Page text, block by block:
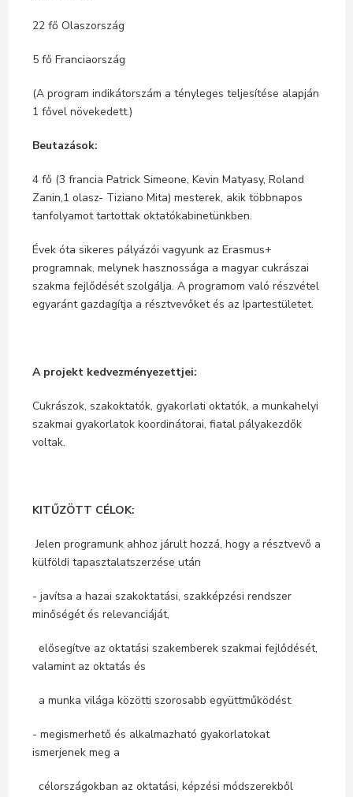
22 fő Olaszország
5 fő Franciaország
(A program indikátorszám a tényleges teljesítése alapján
1 fővel növekedett.)
Beutazások:
4 fő (3 francia Patrick Simeone, Kevin Matyasy, Roland
Zanin,1 olasz- Tiziano Mita) mesterek, akik többnapos
tanfolyamot tartottak oktatókabinetünkben.
Évek óta sikeres pályázói vagyunk az Erasmus+
programnak, melynek hasznossága a magyar cukrászai
szakma fejlődését szolgálja. A programom való részvétel
egyaránt gazdagítja a résztvevőket és az Ipartestületet.
A projekt kedvezményezettjei:
Cukrászok, szakoktatók, gyakorlati oktatók, a munkahelyi
szakmai gyakorlatok koordinátorai, fiatal pályakezdők
voltak.
KITŰZÖTT CÉLOK:
Jelen programunk ahhoz járult hozzá, hogy a résztvevő a
külföldi tapasztalatszerzése után
- javítsa a hazai szakoktatási, szakképzési rendszer
minőségét és relevanciáját,
elősegítve az oktatási szakemberek szakmai fejlődését,
valamint az oktatás és
a munka világa közötti szorosabb együttműködést
- megismerhető és alkalmazható gyakorlatokat
ismerjenek meg a
célországokban az oktatási, képzési módszerekből